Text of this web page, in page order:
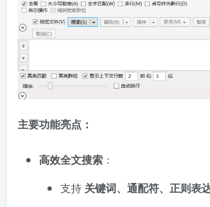
主要功能亮点：
高效全文搜索 ：
支持 关键词、通配符、正则表